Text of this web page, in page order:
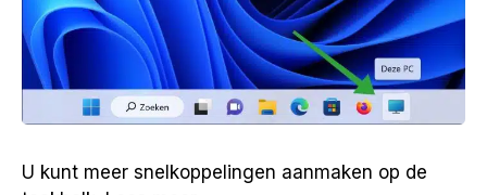
U kunt meer snelkoppelingen aanmaken op de